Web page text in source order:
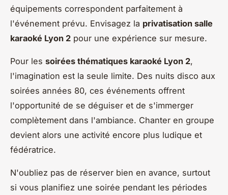
équipements correspondent parfaitement à
l'événement prévu. Envisagez la privatisation salle
karaoké Lyon 2 pour une expérience sur mesure.
Pour les soirées thématiques karaoké Lyon 2,
l'imagination est la seule limite. Des nuits disco aux
soirées années 80, ces événements offrent
l'opportunité de se déguiser et de s'immerger
complètement dans l'ambiance. Chanter en groupe
devient alors une activité encore plus ludique et
fédératrice.
N'oubliez pas de réserver bien en avance, surtout
si vous planifiez une soirée pendant les périodes